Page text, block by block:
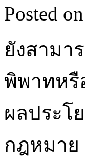
Posted on
ยังสามา
พิพาทหรื
ผลประโ
กฎหมาย